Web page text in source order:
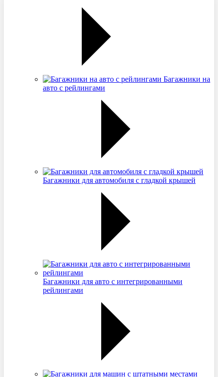
Багажники на
авто с рейлингами
Багажники для автомобиля с гладкой крышей
Багажники для авто с интегрированными
рейлингами